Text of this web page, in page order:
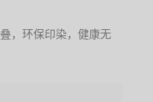
，环保印染，健康无